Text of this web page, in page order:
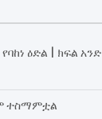
ዕድል | ክፍል አንድ
ተስማምቷል